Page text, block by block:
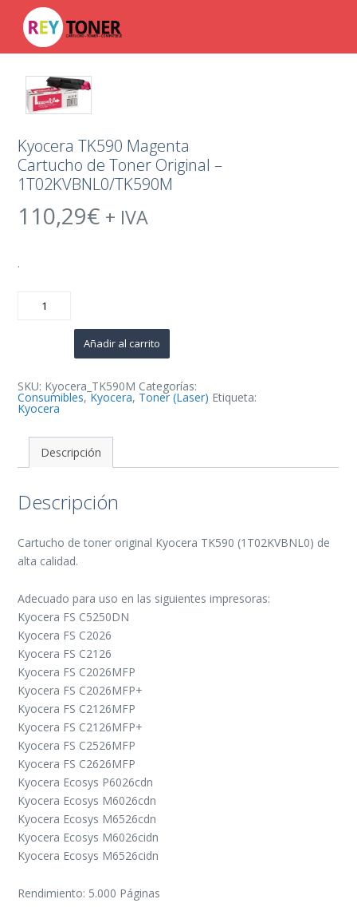
Kyocera TK590 Magenta
Cartucho de Toner Original –
1T02KVBNL0/TK590M
110,29€ + IVA
.
TK590
1T02KVBNL0/TK590M
cantidad
Añadir al carrito
SKU: Kyocera_TK590M Categorías:
Consumibles, Kyocera, Toner (Laser) Etiqueta:
Kyocera
Descripción
Descripción
Cartucho de toner original Kyocera TK590 (1T02KVBNL0) de
alta calidad.
Adecuado para uso en las siguientes impresoras:
Kyocera FS C5250DN
Kyocera FS C2026
Kyocera FS C2126
Kyocera FS C2026MFP
Kyocera FS C2026MFP+
Kyocera FS C2126MFP
Kyocera FS C2126MFP+
Kyocera FS C2526MFP
Kyocera FS C2626MFP
Kyocera Ecosys P6026cdn
Kyocera Ecosys M6026cdn
Kyocera Ecosys M6526cdn
Kyocera Ecosys M6026cidn
Kyocera Ecosys M6526cidn
Rendimiento: 5.000 Páginas